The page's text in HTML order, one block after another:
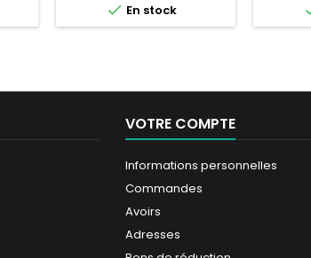
 En stock
VOTRE COMPTE
Informations personnelles
Commandes
Avoirs
Adresses